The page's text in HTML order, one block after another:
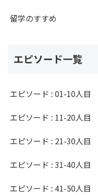
留学のすすめ
エピソード一覧
エピソード : 01-10人目
エピソード : 11-20人目
エピソード : 21-30人目
エピソード : 31-40人目
エピソード : 41-50人目